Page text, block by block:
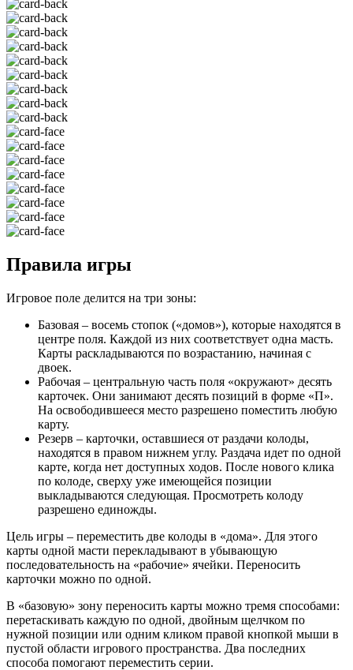
Правила игры
Игровое поле делится на три зоны:
Базовая – восемь стопок («домов»), которые находятся в
центре поля. Каждой из них соответствует одна масть.
Карты раскладываются по возрастанию, начиная с
двоек.
Рабочая – центральную часть поля «окружают» десять
карточек. Они занимают десять позиций в форме «П».
На освободившееся место разрешено поместить любую
карту.
Резерв – карточки, оставшиеся от раздачи колоды,
находятся в правом нижнем углу. Раздача идет по одной
карте, когда нет доступных ходов. После нового клика
по колоде, сверху уже имеющейся позиции
выкладываются следующая. Просмотреть колоду
разрешено единожды.
Цель игры – переместить две колоды в «дома». Для этого
карты одной масти перекладывают в убывающую
последовательность на «рабочие» ячейки. Переносить
карточки можно по одной.
В «базовую» зону переносить карты можно тремя способами:
перетаскивать каждую по одной, двойным щелчком по
нужной позиции или одним кликом правой кнопкой мыши в
пустой области игрового пространства. Два последних
способа помогают переместить серии.